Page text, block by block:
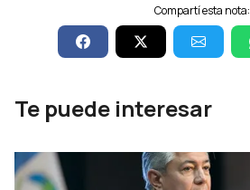
Compartí esta nota:
Te puede interesar